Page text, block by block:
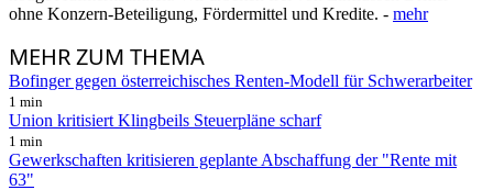
ohne Konzern-Beteiligung, Fördermittel und Kredite. - mehr
MEHRZUM THEMA
Bofinger gegen österreichisches Renten-Modell für Schwerarbeiter
1 min
Union kritisiert Klingbeils Steuerpläne scharf
1 min
Gewerkschaften kritisieren geplante Abschaffung der "Rente mit
63"